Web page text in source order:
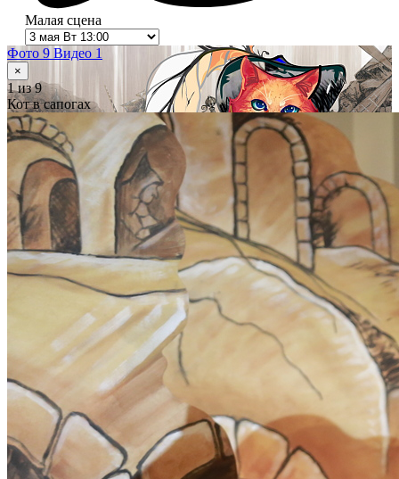
Малая сцена
Фото 9 Видео 1
×
1из 9
Кот в сапогах